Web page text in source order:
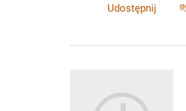
Udostępnij